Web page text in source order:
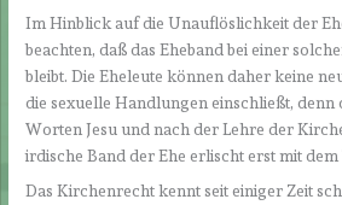
Im Hinblick auf die Unauflöslichkeit der
beachten, daß das Eheband bei einer
bleibt. Die Eheleute können daher keine
die sexuelle Handlungen einschließt, denn
Worten Jesu und nach der Lehre der
irdische Band der Ehe erlischt erst mit
Das Kirchenrecht kennt seit einiger Zeit